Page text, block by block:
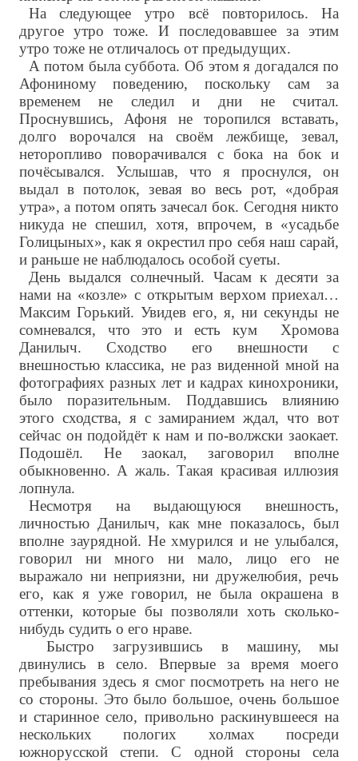
На следующее утро всё повторилось. На
другое утро тоже. И последовавшее за этим
утро тоже не отличалось от предыдущих.
А потом была суббота. Об этом я догадался по
Афониному поведению, поскольку сам за
временем не следил и дни не считал.
Проснувшись, Афоня не торопился вставать,
долго ворочался на своём лежбище, зевал,
неторопливо поворачивался с бока на бок и
почёсывался. Услышав, что я проснулся, он
выдал в потолок, зевая во весь рот, «добрая
утра», а потом опять зачесал бок. Сегодня никто
никуда не спешил, хотя, впрочем, в «усадьбе
Голицыных», как я окрестил про себя наш сарай,
и раньше не наблюдалось особой суеты.
День выдался солнечный. Часам к десяти за
нами на «козле» с открытым верхом приехал…
Максим Горький. Увидев его, я, ни секунды не
сомневался, что это и есть кум Хромова
Данилыч. Сходство его внешности с
внешностью классика, не раз виденной мной на
фотографиях разных лет и кадрах кинохроники,
было поразительным. Поддавшись влиянию
этого сходства, я с замиранием ждал, что вот
сейчас он подойдёт к нам и по-волжски заокает.
Подошёл. Не заокал, заговорил вполне
обыкновенно. А жаль. Такая красивая иллюзия
лопнула.
Несмотря на выдающуюся внешность,
личностью Данилыч, как мне показалось, был
вполне заурядной. Не хмурился и не улыбался,
говорил ни много ни мало, лицо его не
выражало ни неприязни, ни дружелюбия, речь
его, как я уже говорил, не была окрашена в
оттенки, которые бы позволяли хоть сколько-
нибудь судить о его нраве.
Быстро загрузившись в машину, мы
двинулись в село. Впервые за время моего
пребывания здесь я смог посмотреть на него не
со стороны. Это было большое, очень большое
и старинное село, привольно раскинувшееся на
нескольких пологих холмах посреди
южнорусской степи. С одной стороны села